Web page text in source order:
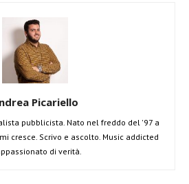
Picariello
pubblicista. Nato nel freddo del '97 a
cresce. Scrivo e ascolto. Music addicted
di verità.